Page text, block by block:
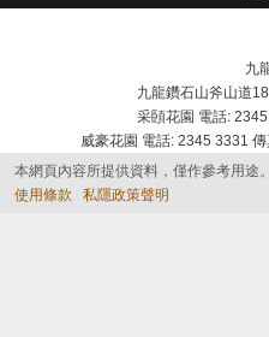
九
九龍鑽石山斧山道
采頣花園 電話:
威豪花園 電話: 2345 3331
本網頁內容所提供資料，僅作參考用途
使用條款
私隱政策聲明